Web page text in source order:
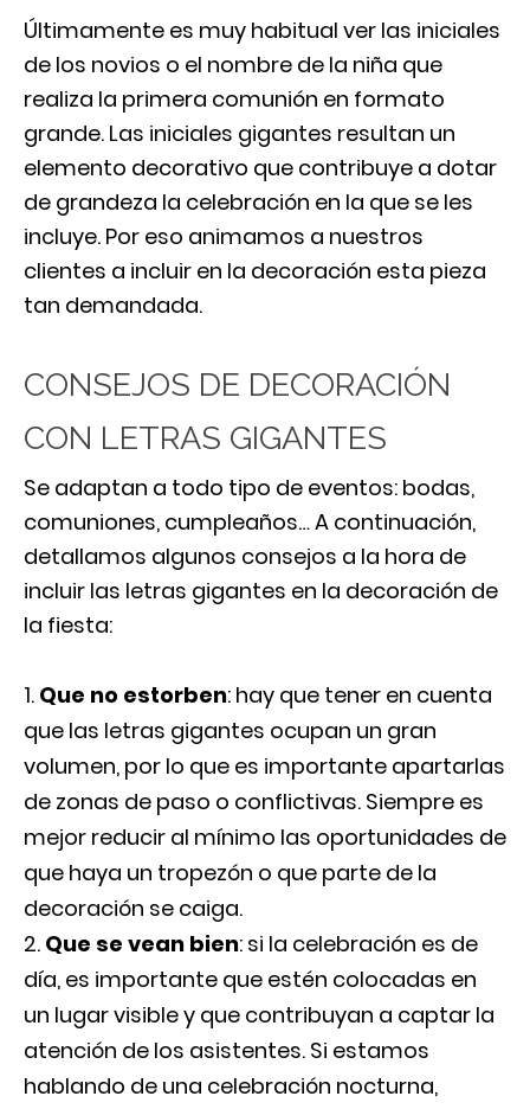
Últimamente es muy habitual ver las iniciales
de los novios o el nombre de la niña que
realiza la primera comunión en formato
grande. Las iniciales gigantes resultan un
elemento decorativo que contribuye a dotar
de grandeza la celebración en la que se les
incluye. Por eso animamos a nuestros
clientes a incluir en la decoración esta pieza
tan demandada.
CONSEJOS DE DECORACIÓN
CON LETRAS GIGANTES
Se adaptan a todo tipo de eventos: bodas,
comuniones, cumpleaños… A continuación,
detallamos algunos consejos a la hora de
incluir las letras gigantes en la decoración de
la fiesta:
Que no estorben: hay que tener en cuenta
que las letras gigantes ocupan un gran
volumen, por lo que es importante apartarlas
de zonas de paso o conflictivas. Siempre es
mejor reducir al mínimo las oportunidades de
que haya un tropezón o que parte de la
decoración se caiga.
Que se vean bien: si la celebración es de
día, es importante que estén colocadas en
un lugar visible y que contribuyan a captar la
atención de los asistentes. Si estamos
hablando de una celebración nocturna,